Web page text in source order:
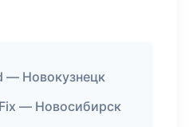
— Новокузнецк
— Новосибирск